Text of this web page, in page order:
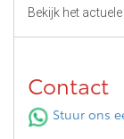
Bekijk het actuele
Contact
Stuur ons